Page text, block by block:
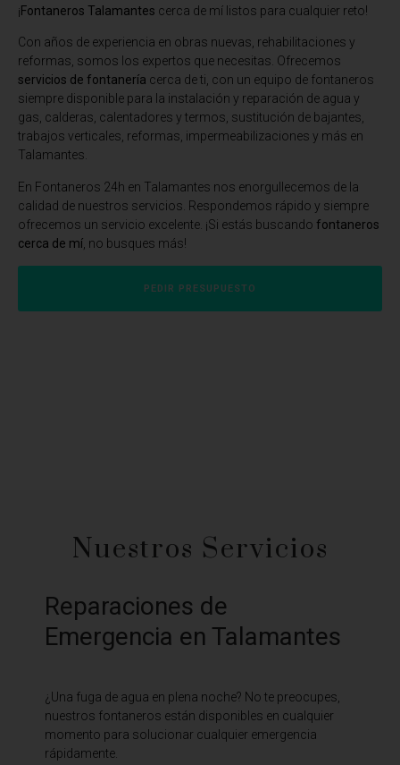
¡Fontaneros Talamantes cerca de mí listos para cualquier reto!
Con años de experiencia en obras nuevas, rehabilitaciones y
reformas, somos los expertos que necesitas. Ofrecemos
servicios de fontanería cerca de ti, con un equipo de fontaneros
siempre disponible para la instalación y reparación de agua y
gas, calderas, calentadores y termos, sustitución de bajantes,
trabajos verticales, reformas, impermeabilizaciones y más en
Talamantes.
En Fontaneros 24h en Talamantes nos enorgullecemos de la
calidad de nuestros servicios. Respondemos rápido y siempre
ofrecemos un servicio excelente. ¡Si estás buscando fontaneros
cerca de mí , no busques más!
PEDIR PRESUPUESTO
Nuestros Servicios
Reparaciones de
Emergencia en Talamantes
¿Una fuga de agua en plena noche? No te preocupes,
nuestros fontaneros están disponibles en cualquier
momento para solucionar cualquier emergencia
rápidamente.